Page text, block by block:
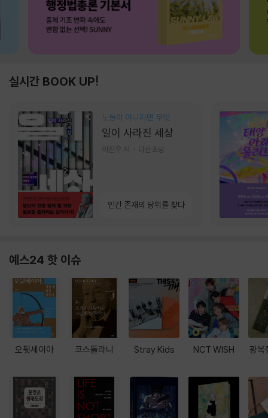
실시간 BOOK UP!
노동이 아니라면 무엇
일이 사라진 세상
이진우 저 다산초당
인간 존재의 당위를 찾다
예스24 핫 이슈
오뒷세이아 코스톨라니 Stray Kids NCT WISH 광복